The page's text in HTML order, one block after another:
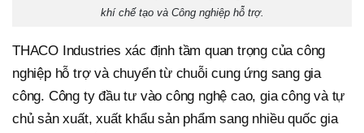
khí chế tạo và Công nghiệp hỗ trợ.
THACO Industries xác định tầm quan trọng của công
nghiệp hỗ trợ và chuyển từ chuỗi cung ứng sang gia
công. Công ty đầu tư vào công nghệ cao, gia công và tự
chủ sản xuất, xuất khẩu sản phẩm sang nhiều quốc gia